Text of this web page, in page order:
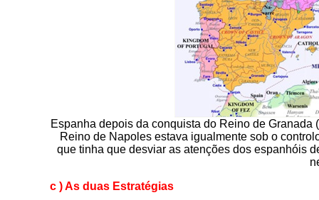
Espanha depois da conquista do Reino de
Reino de Napoles estava igualmente sob o
que tinha que desviar as atenções dos espanhóis
c ) As duas Estratégias